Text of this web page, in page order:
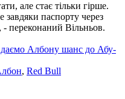
але стає тільки гірше.
паспорту через
- переконаний Вільньов.
Албону шанс до Абу-
, Red Bull